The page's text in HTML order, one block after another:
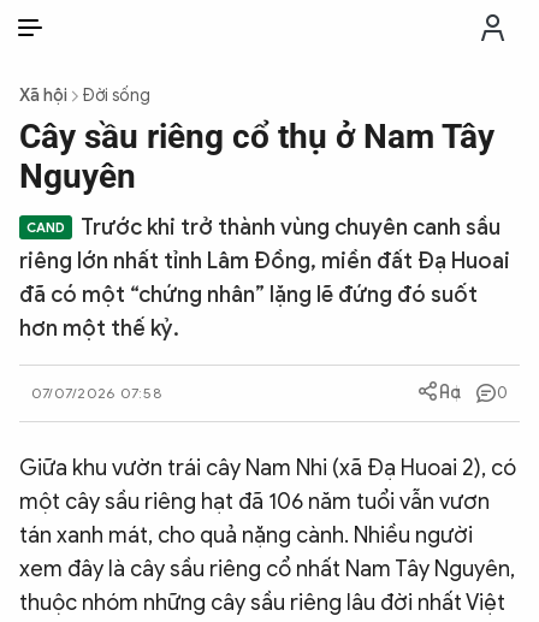
THỜI SỰ
CHỐNG DIỄN BIẾN HÒA BÌNH
CÔNG AN TRONG LÒNG DÂN
PHÁP LUẬT
CÔNG NGHỆ
QUỐC TẾ
Xã hội Đời sống
Cây sầu riêng cổ thụ ở Nam Tây
Nguyên
Trước khi trở thành vùng chuyên canh sầu
riêng lớn nhất tỉnh Lâm Đồng, miền đất Đạ Huoai
đã có một “chứng nhân” lặng lẽ đứng đó suốt
hơn một thế kỷ.
07/07/2026 07:58 0
Giữa khu vườn trái cây Nam Nhi (xã Đạ Huoai 2), có
một cây sầu riêng hạt đã 106 năm tuổi vẫn vươn
tán xanh mát, cho quả nặng cành. Nhiều người
xem đây là cây sầu riêng cổ nhất Nam Tây Nguyên,
thuộc nhóm những cây sầu riêng lâu đời nhất Việt